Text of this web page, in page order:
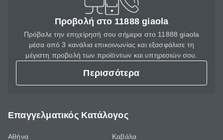
Προβολή στο 11888 giaola
Πρόβαλε την επιχείρησή σου σήμερα στο 11888 giaola
μέσα από 3 κανάλια επικοινωνίας και εξασφάλισε τη
μέγιστη προβολή των προϊόντων και υπηρεσιών σου.
Περισσότερα
Επαγγελματικός Κατάλογος
Αθήνα
Καβάλα